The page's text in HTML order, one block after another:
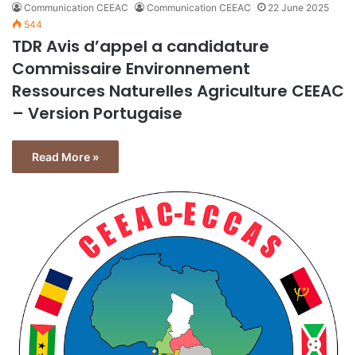
Communication CEEAC Communication CEEAC
22 June 2025
544
TDR Avis d’appel a candidature
Commissaire Environnement
Ressources Naturelles Agriculture CEEAC
– Version Portugaise
Read More »